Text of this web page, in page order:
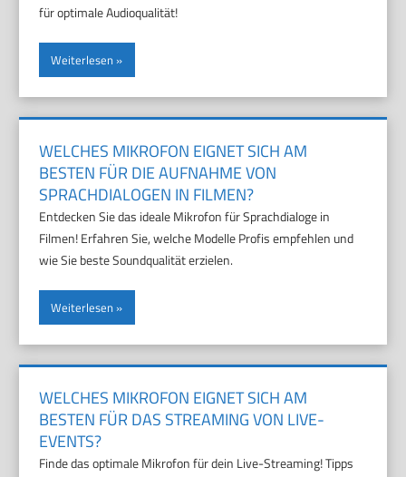
für optimale Audioqualität!
Weiterlesen
WELCHES MIKROFON EIGNET SICH AM
BESTEN FÜR DIE AUFNAHME VON
SPRACHDIALOGEN IN FILMEN?
Entdecken Sie das ideale Mikrofon für Sprachdialoge in
Filmen! Erfahren Sie, welche Modelle Profis empfehlen und
wie Sie beste Soundqualität erzielen.
Weiterlesen
WELCHES MIKROFON EIGNET SICH AM
BESTEN FÜR DAS STREAMING VON LIVE-
EVENTS?
Finde das optimale Mikrofon für dein Live-Streaming! Tipps